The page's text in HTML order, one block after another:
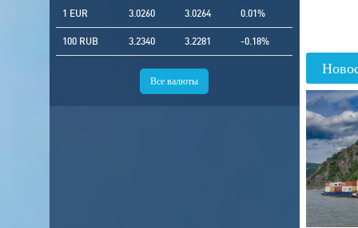
1 EUR 3.0260 3.0264 0.01%
100 RUB 3.2340 3.2281 -0.18%
Все валюты